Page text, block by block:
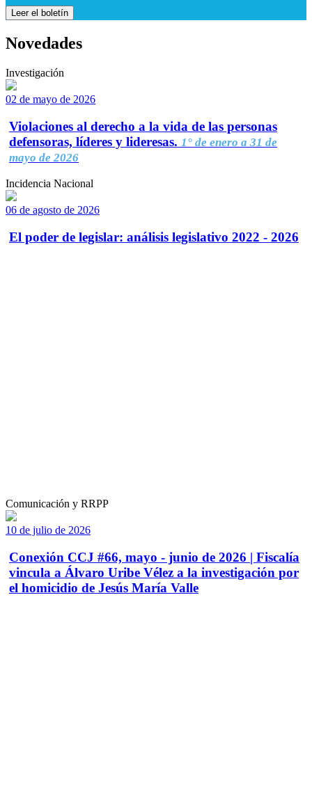
Leer el boletín
Novedades
Investigación
02 de mayo de 2026
Violaciones al derecho a la vida de las personas
defensoras, líderes y lideresas. 1° de enero a 31 de
mayo de 2026
Incidencia Nacional
06 de agosto de 2026
El poder de legislar: análisis legislativo 2022 - 2026
Comunicación y RRPP
10 de julio de 2026
Conexión CCJ #66, mayo - junio de 2026 | Fiscalía
vincula a Álvaro Uribe Vélez a la investigación por
el homicidio de Jesús María Valle